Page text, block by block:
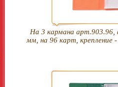
На 3 кармана
мм, на 96 карт, крепление